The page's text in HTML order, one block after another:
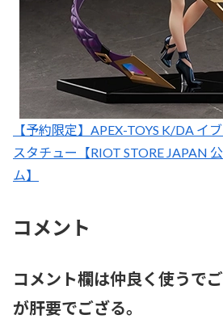
【予約限定】APEX-TOYS K/DA イ
スタチュー【RIOT STORE JAPAN
ム】
コメント
コメント欄は仲良く使うで
が肝要でござる。